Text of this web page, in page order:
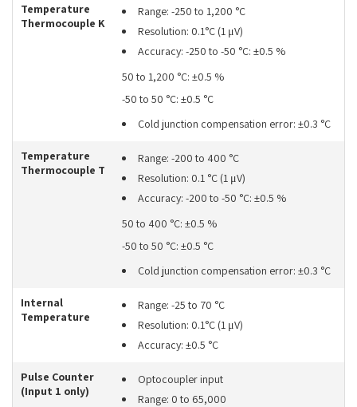
Temperature
Thermocouple K
Range: -250 to 1,200 °C
Resolution: 0.1°C (1 μV)
Accuracy: -250 to -50 °C: ±0.5 %
50 to 1,200 °C: ±0.5 %
-50 to 50 °C: ±0.5 °C
Cold junction compensation error: ±0.3 °C
Temperature
Thermocouple T
Range: -200 to 400 °C
Resolution: 0.1 °C (1 μV)
Accuracy: -200 to -50 °C: ±0.5 %
50 to 400 °C: ±0.5 %
-50 to 50 °C: ±0.5 °C
Cold junction compensation error: ±0.3 °C
Internal
Temperature
Range: -25 to 70 °C
Resolution: 0.1°C (1 μV)
Accuracy: ±0.5 °C
Pulse Counter
(Input 1 only)
Optocoupler input
Range: 0 to 65,000